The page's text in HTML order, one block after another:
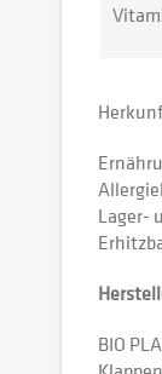
Lager-
BIO